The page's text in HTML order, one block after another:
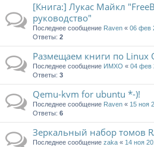
[Книга:] Лукас Майкл
руководство"
Последнее сообщение Raven « 06 фев
Ответы: 2
Размещаем книги по Linux
Последнее сообщение ИМХО « 04 фев
Ответы: 3
Qemu-kvm for ubuntu *-)!
Последнее сообщение Raven « 15 ноя
Ответы: 6
Зеркальный набор томов
Последнее сообщение zaka « 14 ноя